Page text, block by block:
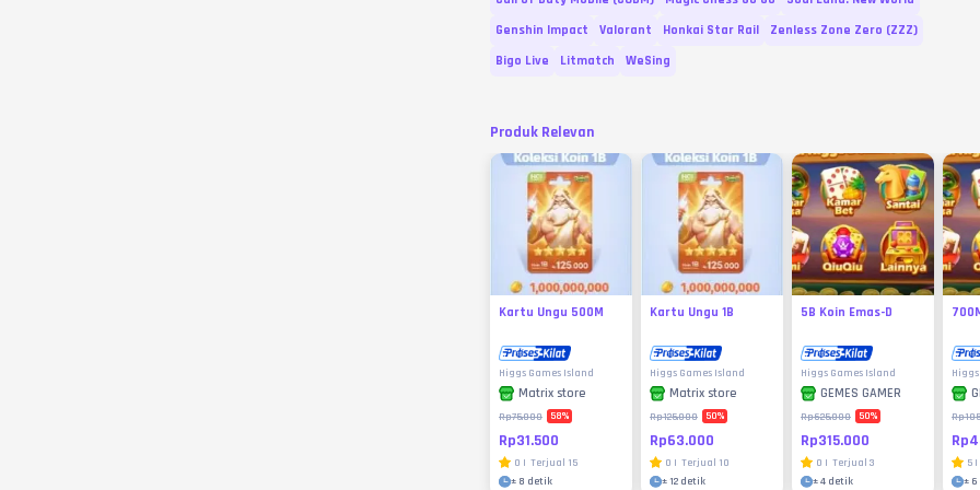
Genshin Impact
Valorant Honkai Star Rail
Zenless Zone Zero (ZZZ)
Bigo Live
Litmatch WeSing
Produk Relevan
Kartu Ungu 500M
Higgs Games Island
Matrix store
Rp75.000 58%
Rp31.500
0 | Terjual 15
± 8 detik
Kartu Ungu 1B
Higgs Games Island
Matrix store
Rp125.000 50%
Rp63.000
0 | Terjual 10
±12 detik
5B Koin Emas-D
Higgs Games Island
GEMES GAMER
Rp625.000 50%
Rp315.000
0 | Terjual 3
±4 detik
Higgs
5 |
± 6